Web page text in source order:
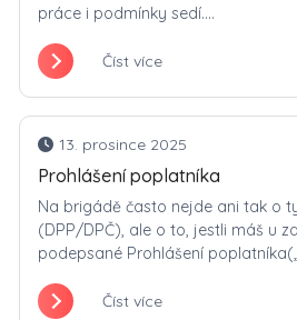
práce i podmínky sedí....
Číst více
13. prosince 2025
Prohlášení poplatníka
Na brigádě často nejde ani tak o
(DPP/DPČ), ale o to, jestli máš u
podepsané Prohlášení
Číst více